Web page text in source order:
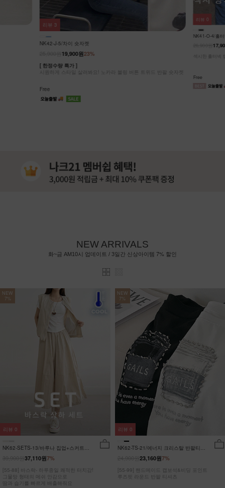
NK41-O-4/홀터넥탑니트+가디건 세트
33%
17,900원
섹시한 홀터넥 탑 니트 + 가오리 망사 가디건/2종 셋트
Free
리뷰 0
NK61-JS-6/요
[ ❄️공기를 입
Free
리뷰 48
NEW ARRIVALS
화~금 AM10시 업데이트 / 3일간 신상아이템 7% 할인
NEW
7%
NK62-SETS-13/바루나 집업+스커트
7%
37,110원
[55-88] 바스락- 하루종일 쾌적한 터치감!
그물망 형태의 메쉬 안감으로
땀과 습기를 빠르게 배출해줘요
리뷰 0
NEW
7%
NK62-TS-21/에너지 크리스탈 반팔티
7%
23,160원
[55-99] 핸드메이드 캡보석&비딩 포인트
루즈핏 라운드 반팔 티셔츠
리뷰 0